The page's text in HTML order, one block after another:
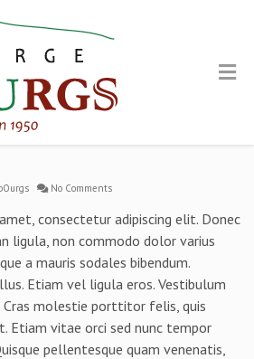
No Comments
consectetur adipiscing elit. Donec
ligula, non commodo dolor varius
a mauris sodales bibendum.
Etiam vel ligula eros. Vestibulum
molestie porttitor felis, quis
Etiam vitae orci sed nunc tempor
pellentesque quam venenatis,